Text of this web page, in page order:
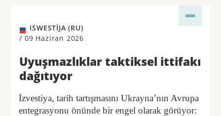
ISWESTIJA (RU)
/ 09 Haziran 2026
Uyuşmazlıklar taktiksel ittifakı
dağıtıyor
İzvestiya, tarih tartışmasını Ukrayna’nın Avrupa
entegrasyonu önünde bir engel olarak görüyor: